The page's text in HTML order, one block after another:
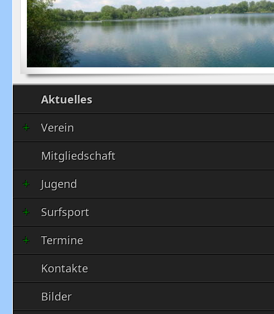
Aktuelles
Verein
Mitgliedschaft
Jugend
Surfsport
Termine
Kontakte
Bilder